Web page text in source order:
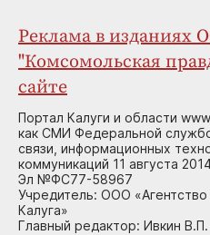
Реклама в изданиях
"Комсомольская
сайте
Портал Калуги и области
как СМИ Федеральной
связи, информационных
коммуникаций 11 августа
Эл №ФС77-58967
Учредитель: ООО
Калуга»
Главный редактор: Ивкин В.П.